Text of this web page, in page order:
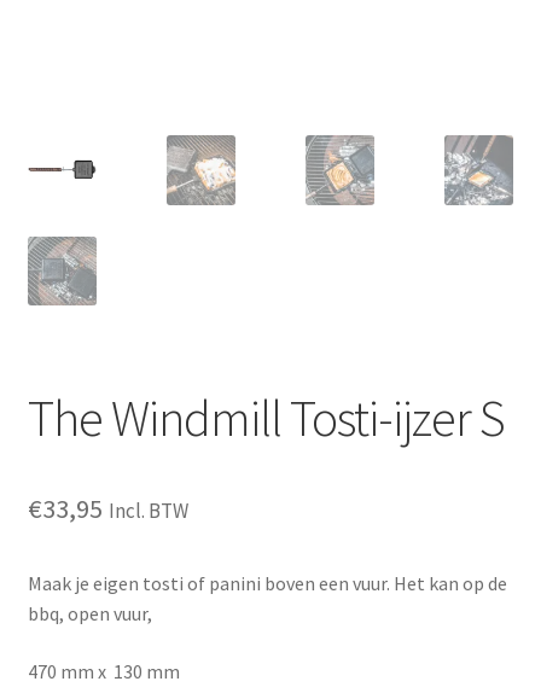
The Windmill Tosti-ijzer S
€33,95 Incl. BTW
Maak je eigen tosti of panini boven een vuur. Het kan op de
bbq, open vuur,
470 mm x 130 mm